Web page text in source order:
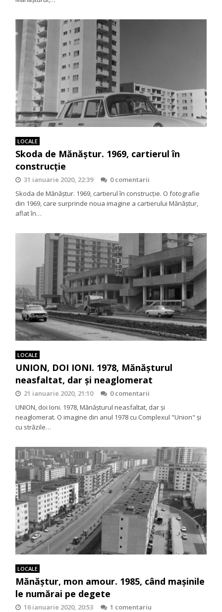
LOCALE
Skoda de Mănăştur. 1969, cartierul în
construcţie
31 ianuarie 2020, 22:39
0 comentarii
Skoda de Mănăştur. 1969, cartierul în construcţie. O fotografie
din 1969, care surprinde noua imagine a cartierului Mănăştur,
aflat în…
LOCALE
UNION, DOI IONI. 1978, Mănăşturul
neasfaltat, dar şi neaglomerat
21 ianuarie 2020, 21:10
0 comentarii
UNION, doi Ioni. 1978, Mănăşturul neasfaltat, dar şi
neaglomerat. O imagine din anul 1978 cu Complexul "Union" şi
cu străzile…
LOCALE
Mănăştur, mon amour. 1985, când maşinile
le numărai pe degete
16 ianuarie 2020, 20:53
1 comentariu